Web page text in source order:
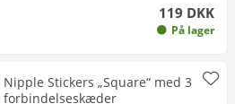
119 DKK
På lager
Nipple Stickers „Square“ med 3
forbindelseskæder